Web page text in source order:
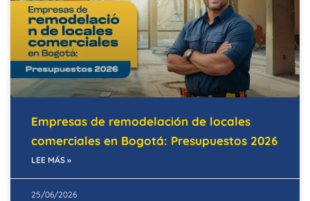
Empresas de remodelación de locales
comerciales en Bogotá: Presupuestos 2026
LEE MÁS »
25/06/2026